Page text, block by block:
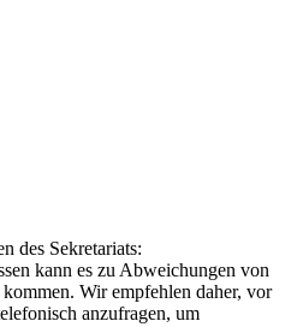
des Sekretariats:
kann es zu Abweichungen von
Wir empfehlen daher, vor
anzufragen, um